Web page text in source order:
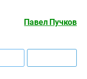
Павел Пучков